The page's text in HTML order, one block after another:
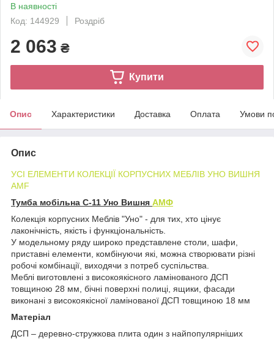
В наявності
Код: 144929
Роздріб
2 063 ₴
Купити
Опис Характеристики Доставка Оплата Умови
Опис
УСІ ЕЛЕМЕНТИ КОЛЕКЦІЇ КОРПУСНИХ МЕБЛІВ УНО ВИШНЯ
AMF
Тумба мобільна C-11 Уно Вишня АМФ
Колекція корпусних Меблів "Уно" - для тих, хто цінує
лаконічність, якість і функціональність.
У модельному ряду широко представлене столи, шафи,
приставні елементи, комбінуючи які, можна створювати різні
робочі комбінації, виходячи з потреб суспільства.
Меблі виготовлені з високоякісного ламінованого ДСП
товщиною 28 мм, бічні поверхні полиці, ящики, фасади
виконані з високоякісної ламінованої ДСП товщиною 18 мм
Матеріал
ДСП – деревно-стружкова плита один з найпопулярніших